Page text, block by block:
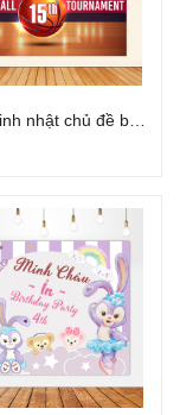
Phông sinh nhật chủ đề bóng rổ